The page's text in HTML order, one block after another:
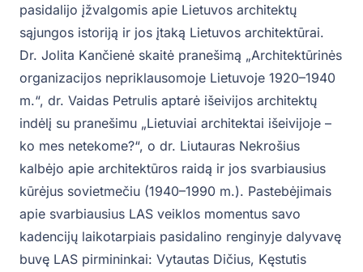
pasidalijo įžvalgomis apie Lietuvos architektų
sąjungos istoriją ir jos įtaką Lietuvos architektūrai.
Dr. Jolita Kančienė skaitė pranešimą „Architektūrinės
organizacijos nepriklausomoje Lietuvoje 1920–1940
m.“, dr. Vaidas Petrulis aptarė išeivijos architektų
indėlį su pranešimu „Lietuviai architektai išeivijoje –
ko mes netekome?“, o dr. Liutauras Nekrošius
kalbėjo apie architektūros raidą ir jos svarbiausius
kūrėjus sovietmečiu (1940–1990 m.). Pastebėjimais
apie svarbiausius LAS veiklos momentus savo
kadencijų laikotarpiais pasidalino renginyje dalyvavę
buvę LAS pirmininkai: Vytautas Dičius, Kęstutis